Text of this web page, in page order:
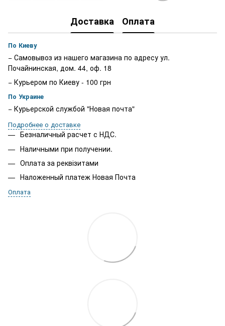
Доставка Оплата
По Киеву
− Самовывоз из нашего магазина по адресу ул.
Почайнинская, дом. 44, оф. 18
− Курьером по Киеву - 100 грн
По Украине
− Курьерской службой "Новая почта"
Подробнее о доставке
Безналичный расчет с НДС.
Наличными при получении.
Оплата за реквізитами
Наложенный платеж Новая Почта
Оплата